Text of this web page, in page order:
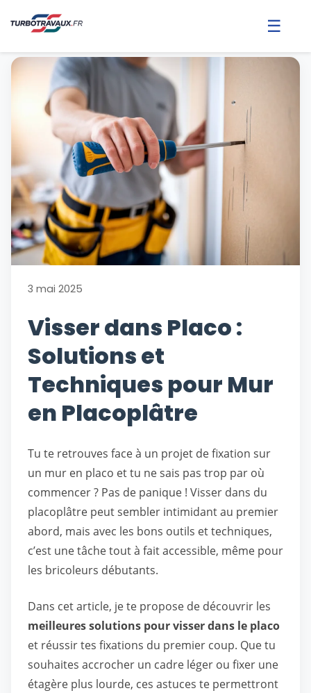
☰
3 mai 2025
Visser dans Placo :
Solutions et
Techniques pour Mur
en Placoplâtre
Tu te retrouves face à un projet de fixation sur
un mur en placo et tu ne sais pas trop par où
commencer ? Pas de panique ! Visser dans du
placoplâtre peut sembler intimidant au premier
abord, mais avec les bons outils et techniques,
c’est une tâche tout à fait accessible, même pour
les bricoleurs débutants.
Dans cet article, je te propose de découvrir les
meilleures solutions pour visser dans le placo
et réussir tes fixations du premier coup. Que tu
souhaites accrocher un cadre léger ou fixer une
étagère plus lourde, ces astuces te permettront